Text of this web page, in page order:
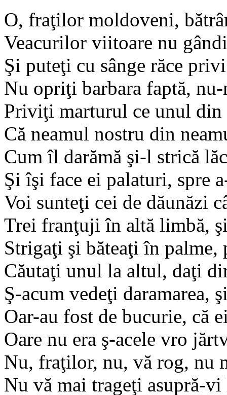
O, fraţilor moldoveni,
Veacurilor viitoare nu
Şi puteţi cu sânge răce
Nu opriţi barbara faptă,
Priviţi marturul ce unul din
Că neamul nostru din
Cum îl darămă şi-l strică
Şi îşi face ei palaturi, spre
Voi sunteţi cei de dăunăzi
Trei franţuji în altă limbă, şi
Strigaţi şi băteaţi în
Căutaţi unul la altul, daţi
Ş-acum vedeţi daramarea,
Oar-au fost de bucurie, că
Oare nu era ş-acele vro
Nu, fraţilor, nu, vă rog, nu
Nu vă mai trageţi asupră-